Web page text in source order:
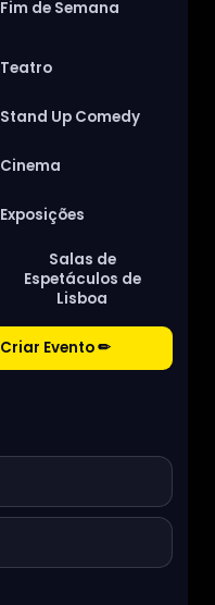
Fim de Semana
Teatro
Stand Up Comedy
Cinema
Exposições
Salas de
Espetáculos de
Lisboa
Criar Evento ✏